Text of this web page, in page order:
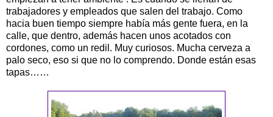
trabajadores y empleados que salen del trabajo. Como
hacia buen tiempo siempre había más gente fuera, en la
calle, que dentro, además hacen unos acotados con
cordones, como un redil. Muy curiosos. Mucha cerveza a
palo seco, eso si que no lo comprendo. Donde están esas
tapas……